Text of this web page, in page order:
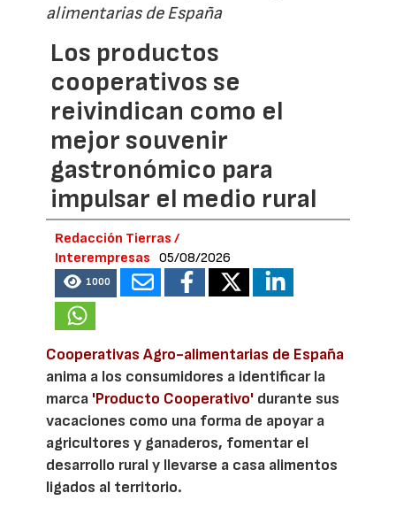
alimentarias de España
Los productos
cooperativos se
reivindican como el
mejor souvenir
gastronómico para
impulsar el medio rural
Redacción Tierras /
Interempresas
05/08/2026
1000
Cooperativas Agro-alimentarias de España
anima a los consumidores a identificar la
marca 'Producto Cooperativo' durante sus
vacaciones como una forma de apoyar a
agricultores y ganaderos, fomentar el
desarrollo rural y llevarse a casa alimentos
ligados al territorio.